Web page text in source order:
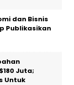
dan Bisnis
Publikasikan
Juta;
Untuk